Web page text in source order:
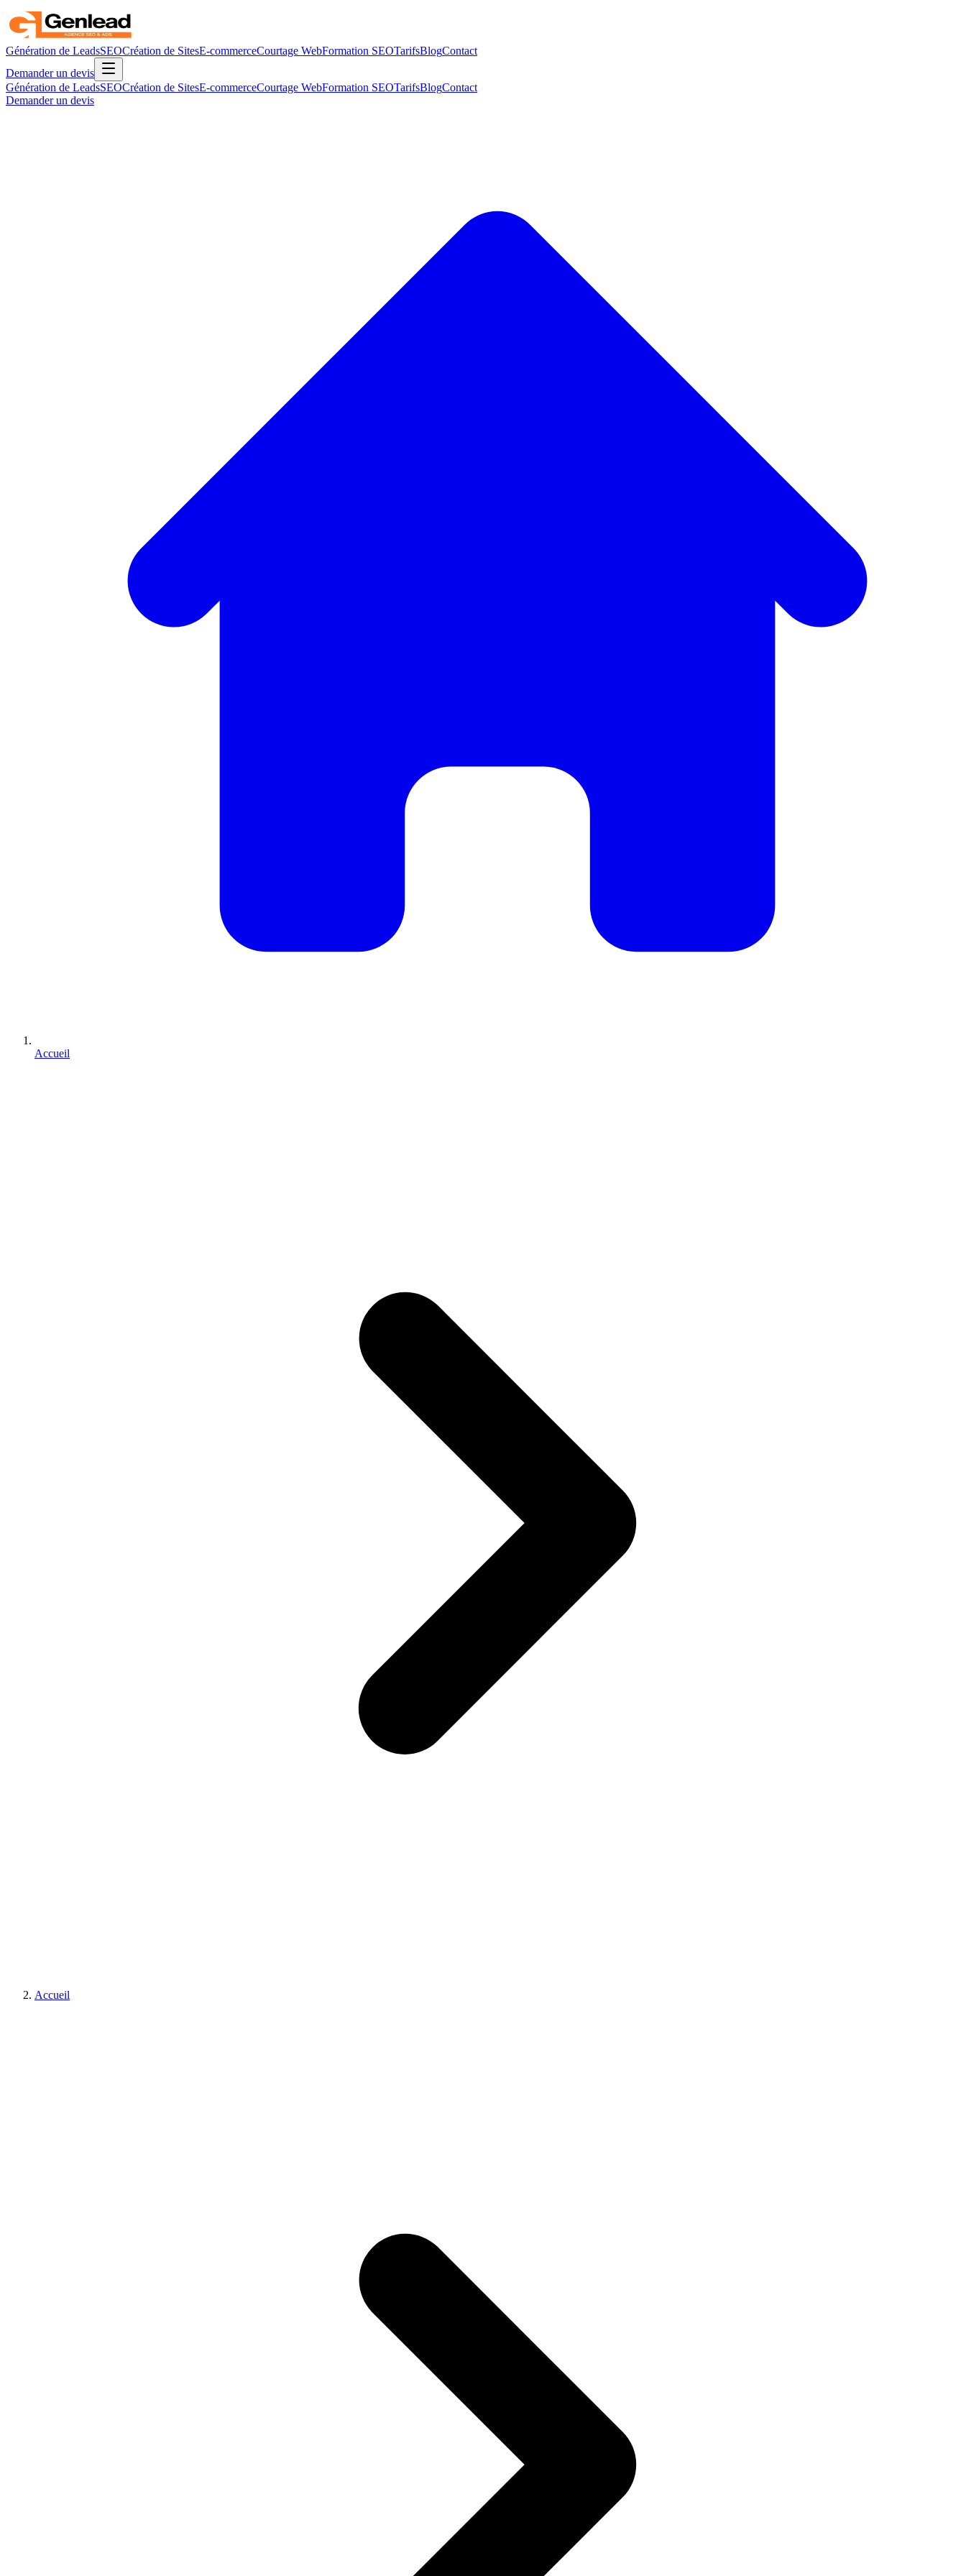
Génération de LeadsSEOCréation de SitesE-commerceCourtage WebFormation SEOTarifsBlogContact
Demander un devis
Génération de LeadsSEOCréation de SitesE-commerceCourtage WebFormation SEOTarifsBlogContact
Demander un devis
Accueil
Accueil